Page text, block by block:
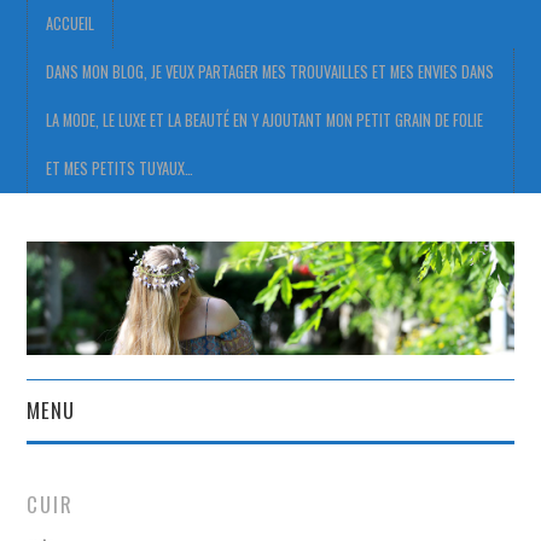
ACCUEIL
DANS MON BLOG, JE VEUX PARTAGER MES TROUVAILLES ET MES ENVIES DANS
LA MODE, LE LUXE ET LA BEAUTÉ EN Y AJOUTANT MON PETIT GRAIN DE FOLIE
ET MES PETITS TUYAUX…
MENU
CUIR